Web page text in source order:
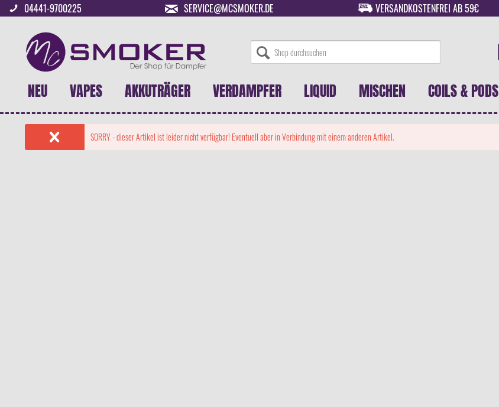
04441-9700225 SERVICE@MCSMOKER.DE VERSANDKOSTENFREI AB 59€
NEU VAPES AKKUTRÄGER VERDAMPFER LIQUID MISCHEN COILS & PODS
SORRY - dieser Artikel ist leider nicht verfügbar! Eventuell aber in Verbindung mit einem anderen Artikel.